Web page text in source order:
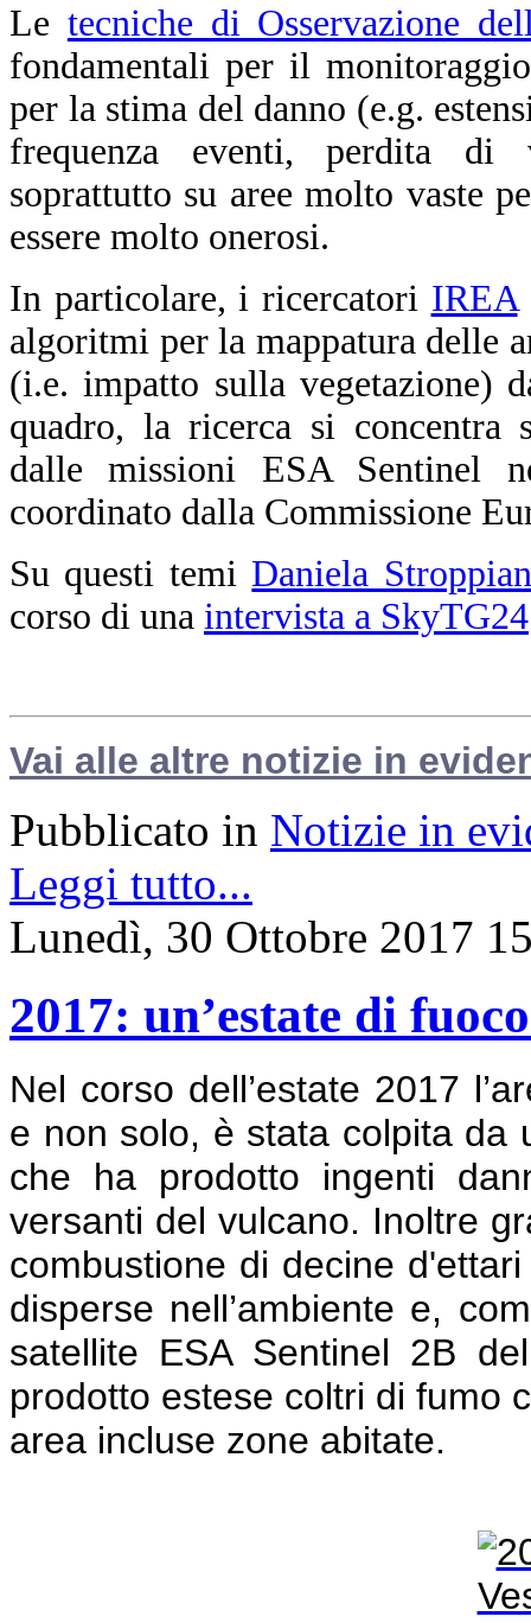
Le tecniche di Osservazione
fondamentali per il
per la stima del danno (e.g.
frequenza eventi, perdita di
soprattutto su aree molto vaste
essere molto onerosi.
In particolare, i ricercatori IREA
algoritmi per la mappatura delle
(i.e. impatto sulla vegetazione)
quadro, la ricerca si concentra
dalle missioni ESA Sentinel
coordinato dalla Commissione
Su questi temi Daniela
corso di una intervista a SkyTG24
Vai alle altre notizie in
Pubblicato in Notizie in
Leggi tutto...
Lunedì, 30 Ottobre 2017
2017: un’estate di
Nel corso dell’estate 2017
e non solo, è stata colpita da
che ha prodotto ingenti
versanti del vulcano. Inoltre
combustione di decine
disperse nell’ambiente e,
satellite ESA Sentinel 2B
prodotto estese coltri di fumo
area incluse zone abitate.